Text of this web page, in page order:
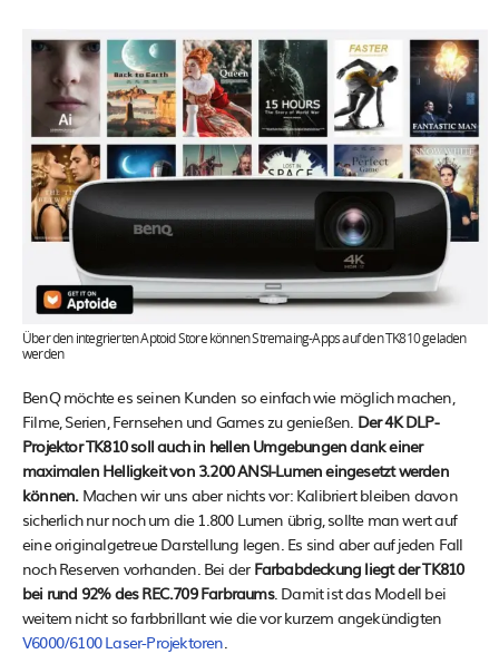
Über den integrierten Aptoid Store können Stremaing-Apps auf den TK810 geladen
werden
BenQ möchte es seinen Kunden so einfach wie möglich machen,
Filme, Serien, Fernsehen und Games zu genießen. Der 4K DLP-
Projektor TK810 soll auch in hellen Umgebungen dank einer
maximalen Helligkeit von 3.200 ANSI-Lumen eingesetzt werden
können.Machen wir uns aber nichts vor: Kalibriert bleiben davon
sicherlich nur noch um die 1.800 Lumen übrig, sollte man wert auf
eine originalgetreue Darstellung legen. Es sind aber auf jeden Fall
noch Reserven vorhanden. Bei der Farbabdeckung liegt der TK810
bei rund 92% des REC.709 Farbraums. Damit ist das Modell bei
weitem nicht so farbbrillant wie die vor kurzem angekündigten
V6000/6100 Laser-Projektoren